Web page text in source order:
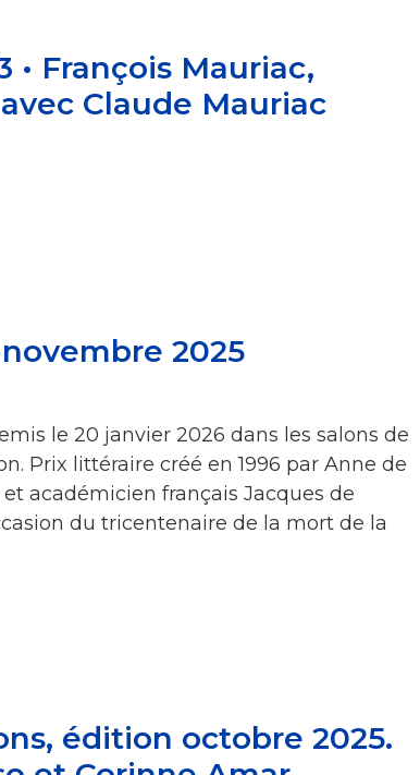
• François Mauriac,
Claude Mauriac
2025
le 20 janvier 2026 dans les salons de
Prix littéraire créé en 1996 par Anne de
académicien français Jacques de
du tricentenaire de la mort de la
édition octobre 2025.